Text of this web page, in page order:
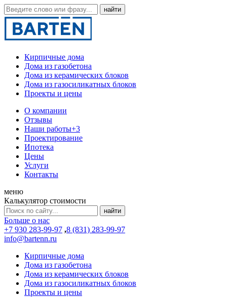
Кирпичные дома
Дома из газобетона
Дома из керамических блоков
Дома из газосиликатных блоков
Проекты и цены
О компании
Отзывы
Наши работы+3
Проектирование
Ипотека
Цены
Услуги
Контакты
меню
Калькулятор стоимости
Больше о нас
+7 930 283-99-97 ,8 (831) 283-99-97
info@bartenn.ru
Кирпичные дома
Дома из газобетона
Дома из керамических блоков
Дома из газосиликатных блоков
Проекты и цены